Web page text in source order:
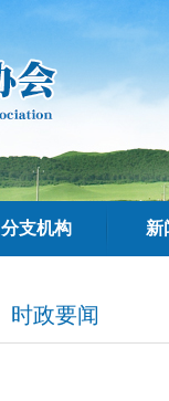
分支机构 新
时政要闻